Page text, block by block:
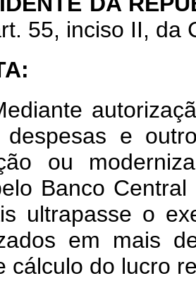
55, inciso II, da
e
ou
Banco
ultrapasse o
em mais
cálculo do lucro